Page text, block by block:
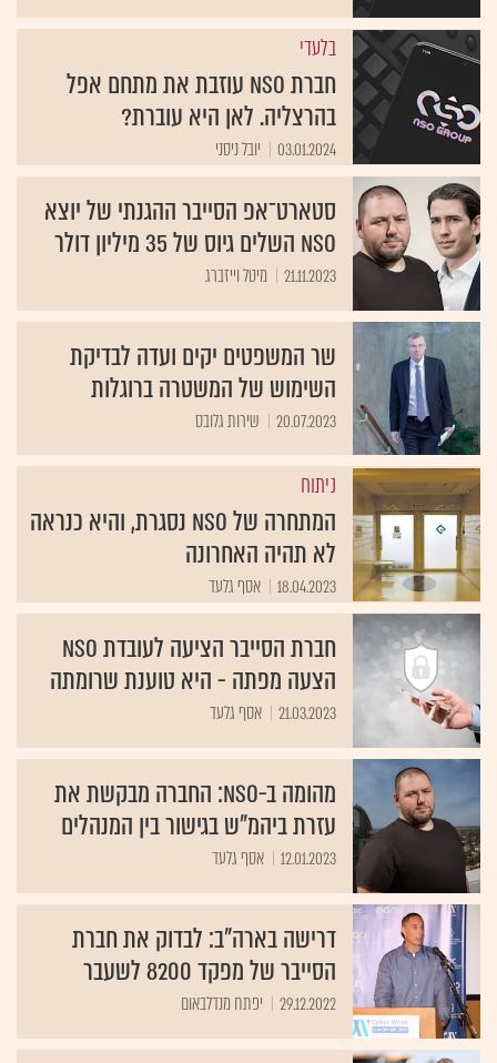
בלעדי
חברת NSO עוזבת את מתחם אפל
בהרצליה. לאן היא עוברת?
03.01.2024 יובל ניסני
סטארט־אפ הסייבר ההגנתי של יוצא
NSO השלים גיוס של 35 מיליון דולר
21.11.2023 מיטל וייזברג
שר המשפטים יקים ועדה לבדיקת
השימוש של המשטרה ברוגלות
20.07.2023 שירות גלובס
ניתוח
המתחרה של NSO נסגרת, והיא כנראה
לא תהיה האחרונה
18.04.2023 אסף גלעד
חברת הסייבר הציעה לעובדת NSO
הצעה מפתה - היא טוענת שרומתה
21.03.2023 אסף גלעד
מהומה ב-NSO: החברה מבקשת את
עזרת ביהמ"ש בגישור בין המנהלים
12.01.2023 אסף גלעד
דרישה בארה"ב: לבדוק את חברת
הסייבר של מפקד 8200 לשעבר
29.12.2022 יפתח מנדלבאום